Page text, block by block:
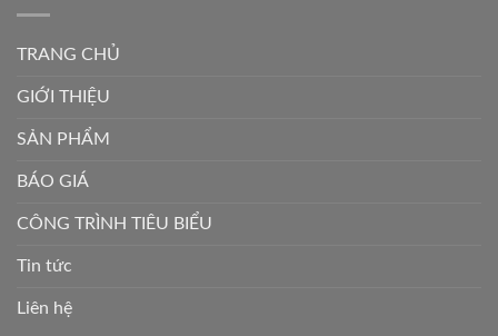
TRANG CHỦ
GIỚI THIỆU
SẢN PHẨM
BÁO GIÁ
CÔNG TRÌNH TIÊU BIỂU
Tin tức
Liên hệ